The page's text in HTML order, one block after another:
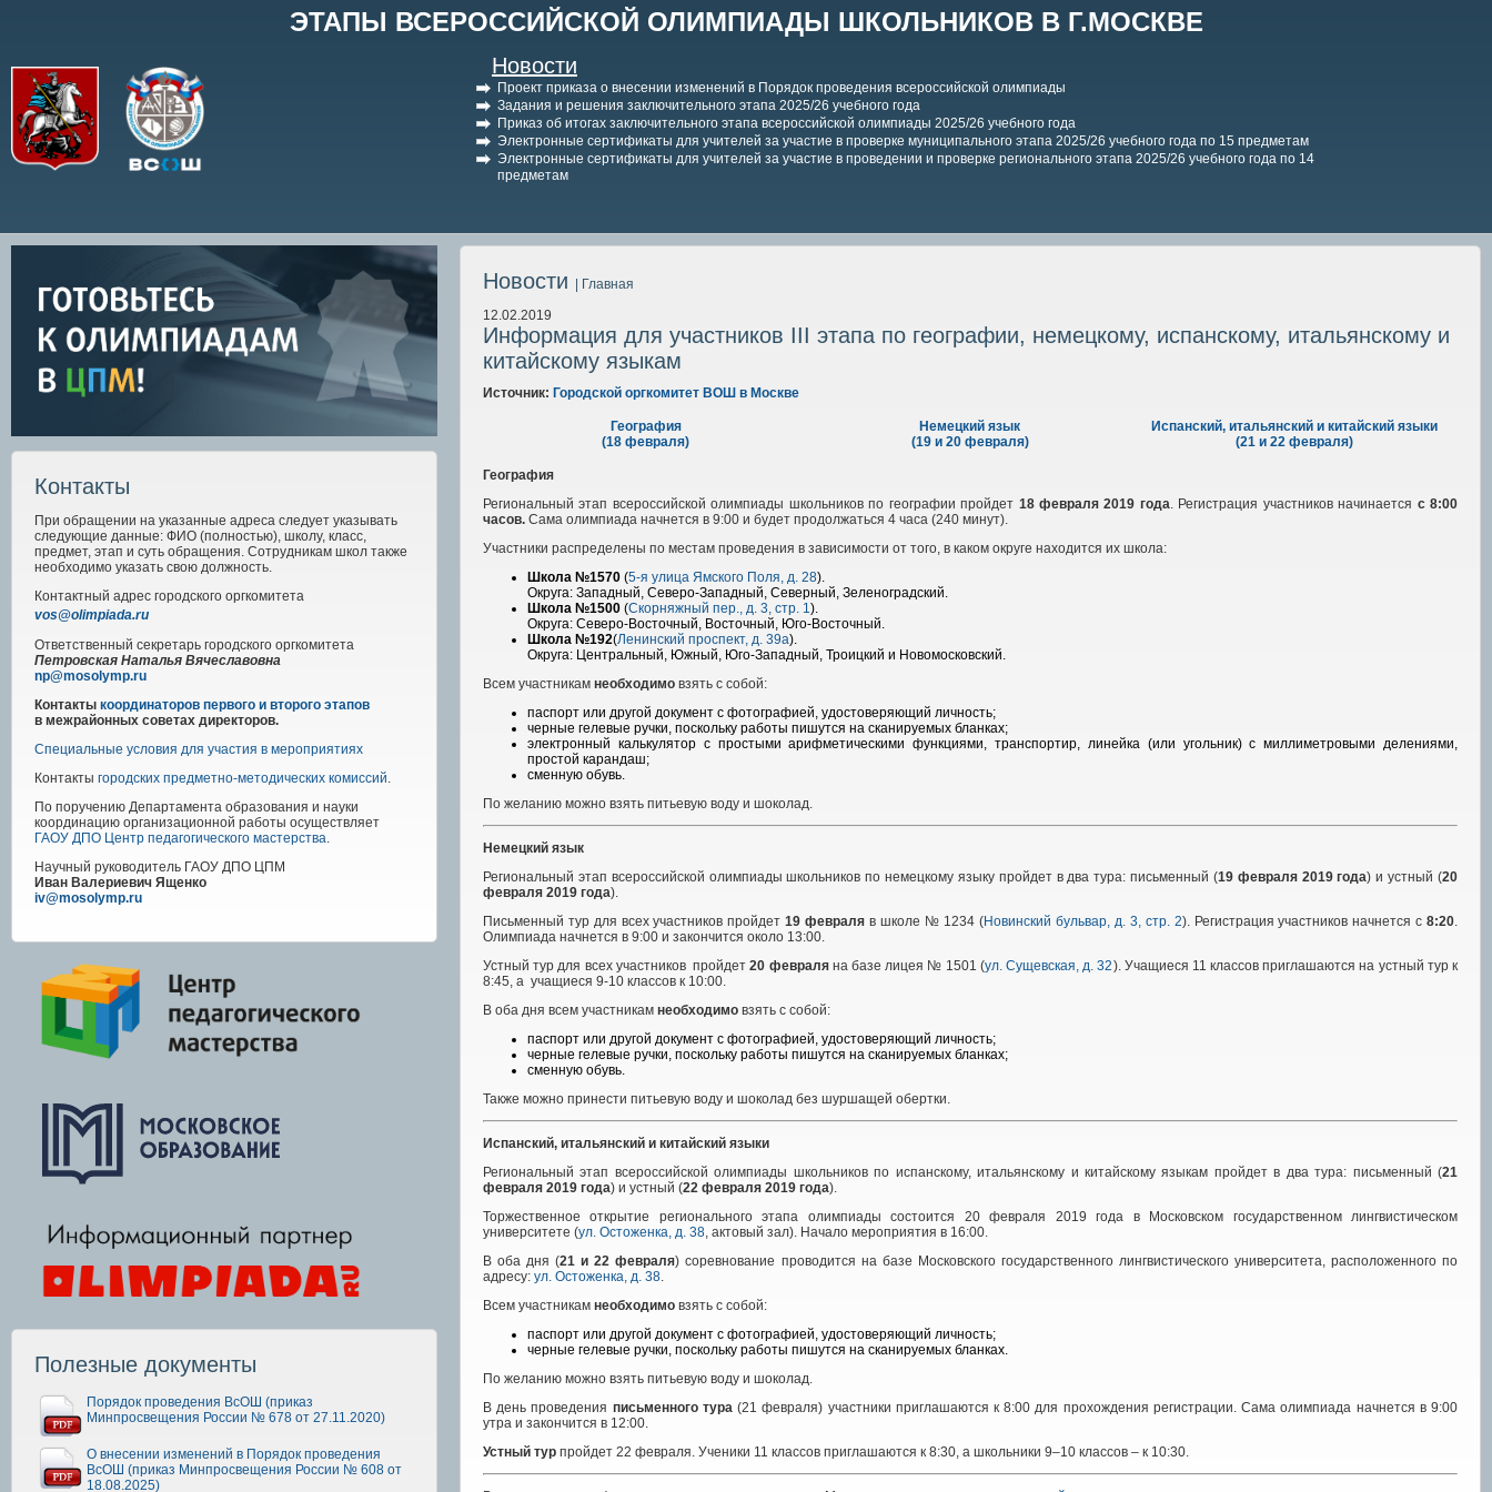
ЭТАПЫ ВСЕРОССИЙСКОЙ ОЛИМПИАДЫ ШКОЛЬНИКОВ В Г.МОСКВЕ
Новости
Проект приказа о внесении изменений в Порядок проведения всероссийской олимпиады
Задания и решения заключительного этапа 2025/26 учебного года
Приказ об итогах заключительного этапа всероссийской олимпиады 2025/26 учебного года
Электронные сертификаты для учителей за участие в проверке муниципального этапа 2025/26 учебного года по 15 предметам
Электронные сертификаты для учителей за участие в проведении и проверке регионального этапа 2025/26 учебного года по 14
предметам
Контакты
При обращении на указанные адреса следует указывать
следующие данные: ФИО (полностью), школу, класс,
предмет, этап и суть обращения. Сотрудникам школ также
необходимо указать свою должность.
Контактный адрес городского оргкомитета
vos@olimpiada.ru
Ответственный секретарь городского оргкомитета
Петровская Наталья Вячеславовна
np@mosolymp.ru
Контакты координаторов первого и второго этапов
в межрайонных советах директоров.
Специальные условия для участия в мероприятиях
Контакты городских предметно-методических комиссий.
По поручению Департамента образования и науки
координацию организационной работы осуществляет
ГАОУ ДПО Центр педагогического мастерства.
Научный руководитель ГАОУ ДПО ЦПМ
Иван Валериевич Ященко
iv@mosolymp.ru
Полезные документы
Порядок проведения ВсОШ (приказ
Минпросвещения России № 678 от 27.11.2020)
О внесении изменений в Порядок проведения
ВсОШ (приказ Минпросвещения России № 608 от
18.08.2025)
Новости
| Главная
12.02.2019
Информация для участников III этапа по географии, немецкому, испанскому, итальянскому и
китайскому языкам
Источник: Городской оргкомитет ВОШ в Москве
География
(18 февраля)
Немецкий язык
(19 и 20 февраля)
Испанский, итальянский и китайский языки
(21 и 22 февраля)
География
Региональный этап всероссийской олимпиады школьников по географии пройдет 18 февраля 2019 года. Регистрация участников начинается с 8:00
часов. Сама олимпиада начнется в 9:00 и будет продолжаться 4 часа (240 минут).
Участники распределены по местам проведения в зависимости от того, в каком округе находится их школа:
Школа №1570 (5-я улица Ямского Поля, д. 28).
Округа: Западный, Северо-Западный, Северный, Зеленоградский.
Школа №1500 (Скорняжный пер., д. 3, стр. 1).
Округа: Северо-Восточный, Восточный, Юго-Восточный.
Школа №192(Ленинский проспект, д. 39а).
Округа: Центральный, Южный, Юго-Западный, Троицкий и Новомосковский.
Всем участникам необходимо взять с собой:
паспорт или другой документ с фотографией, удостоверяющий личность;
черные гелевые ручки, поскольку работы пишутся на сканируемых бланках;
электронный калькулятор с простыми арифметическими функциями, транспортир, линейка (или угольник) с миллиметровыми делениями,
простой карандаш;
сменную обувь.
По желанию можно взять питьевую воду и шоколад.
Немецкий язык
Региональный этап всероссийской олимпиады школьников по немецкому языку пройдет в два тура: письменный (19 февраля 2019 года) и устный (20
февраля 2019 года).
Письменный тур для всех участников пройдет19 февраля в школе № 1234 (Новинский бульвар, д. 3, стр. 2). Регистрация участников начнется с8:20.
Олимпиада начнется в 9:00 и закончится около 13:00.
Устный тур для всех участников пройдет20 февраляна базе лицея № 1501 (ул. Сущевская, д. 32). Учащиеся 11 классов приглашаются на устный тур к
8:45, а учащиеся 9-10 классов к 10:00.
В оба дня всем участникам необходимо взять с собой:
паспорт или другой документ с фотографией, удостоверяющий личность;
черные гелевые ручки, поскольку работы пишутся на сканируемых бланках;
сменную обувь.
Также можно принести питьевую воду и шоколад без шуршащей обертки.
Испанский, итальянский и китайский языки
Региональный этап всероссийской олимпиады школьников по испанскому, итальянскому и китайскому языкам пройдет в два тура: письменный (21
февраля 2019 года) и устный (22 февраля 2019 года).
Торжественное открытие регионального этапа олимпиады состоится 20 февраля 2019 года в Московском государственном лингвистическом
университете (ул. Остоженка, д. 38, актовый зал). Начало мероприятия в 16:00.
В оба дня (21 и 22 февраля) соревнование проводится на базе Московского государственного лингвистического университета, расположенного по
адресу: ул. Остоженка, д. 38.
Всем участникам необходимо взять с собой:
паспорт или другой документ с фотографией, удостоверяющий личность;
черные гелевые ручки, поскольку работы пишутся на сканируемых бланках.
По желанию можно взять питьевую воду и шоколад.
В день проведения письменного тура(21 февраля) участники приглашаются к 8:00 для прохождения регистрации. Сама олимпиада начнется в 9:00
утра и закончится в 12:00.
Устный тур пройдет 22 февраля. Ученики 11 классов приглашаются к 8:30, а школьники 9–10 классов – к 10:30.